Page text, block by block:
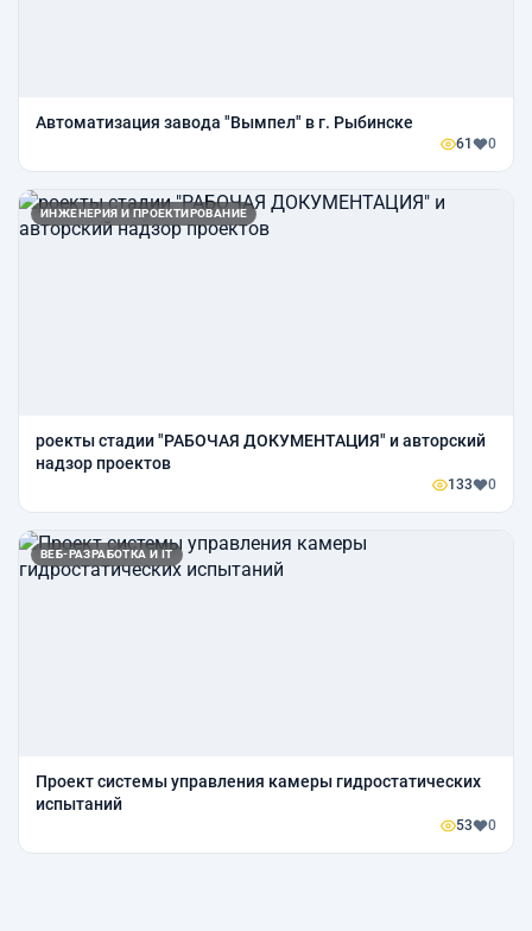
Автоматизация завода "Вымпел" в г. Рыбинске
61 0
ИНЖЕНЕРИЯ И ПРОЕКТИРОВАНИЕ
роекты стадии "РАБОЧАЯ ДОКУМЕНТАЦИЯ" и авторский
надзор проектов
133 0
ВЕБ-РАЗРАБОТКА И IT
Проект системы управления камеры гидростатических
испытаний
53 0